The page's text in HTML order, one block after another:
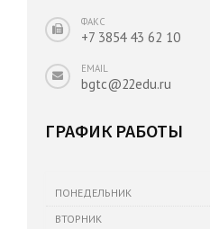
ФАКС
+7 3854 43 62 10
EMAIL
bgtc@22edu.ru
ГРАФИК РАБОТЫ
ПОНЕДЕЛЬНИК
ВТОРНИК